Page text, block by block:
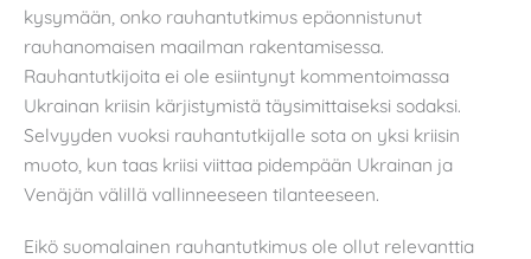
kysymään, onko rauhantutkimus epäonnistunut
rauhanomaisen maailman rakentamisessa.
Rauhantutkijoita ei ole esiintynyt kommentoimassa
Ukrainan kriisin kärjistymistä täysimittaiseksi sodaksi.
Selvyyden vuoksi rauhantutkijalle sota on yksi kriisin
muoto, kun taas kriisi viittaa pidempään Ukrainan ja
Venäjän välillä vallinneeseen tilanteeseen.
Eikö suomalainen rauhantutkimus ole ollut relevanttia